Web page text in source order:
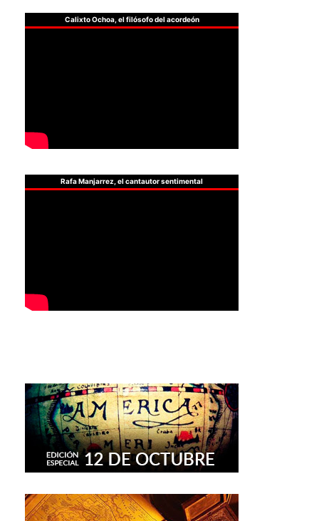
Calixto Ochoa, el filósofo del acordeón
Rafa Manjarrez, el cantautor sentimental